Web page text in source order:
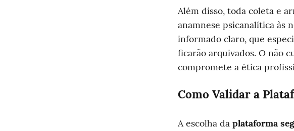
Além disso, toda coleta e
anamnese psicanalítica às
informado claro, que
ficarão arquivados. O não
compromete a ética
Como Validar a
A escolha da plataforma